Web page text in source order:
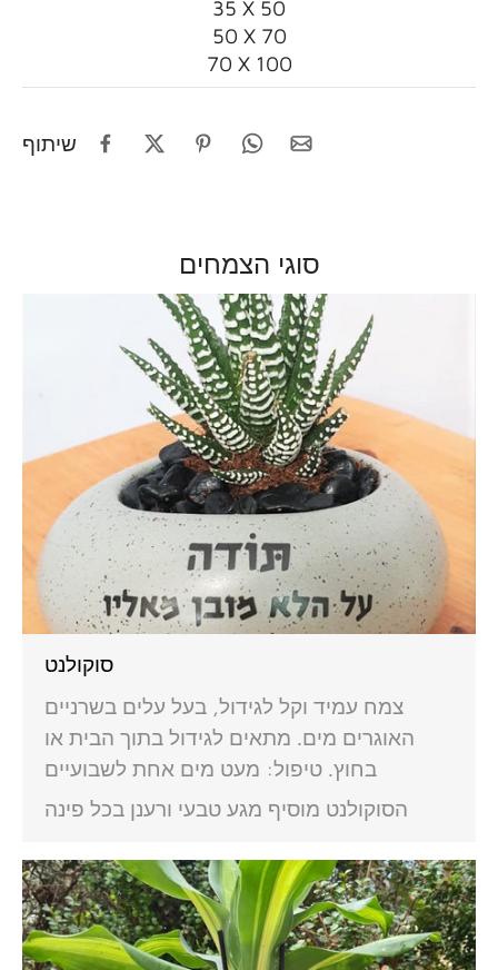
35 X 50
50 X 70
70 X 100
שיתוף
סוגי הצמחים
סוקולנט
צמח עמיד וקל לגידול, בעל עלים בשרניים
האוגרים מים. מתאים לגידול בתוך הבית או
בחוץ. טיפול: מעט מים אחת לשבועיים
הסוקולנט מוסיף מגע טבעי ורענן בכל פינה